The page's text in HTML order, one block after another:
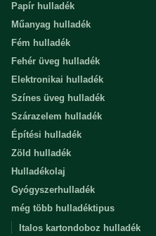
Papír hulladék
Műanyag hulladék
Fém hulladék
Fehér üveg hulladék
Elektronikai hulladék
Színes üveg hulladék
Szárazelem hulladék
Építési hulladék
Zöld hulladék
Hulladékolaj
Gyógyszerhulladék
még több hulladéktipus
Italos kartondoboz hulladék